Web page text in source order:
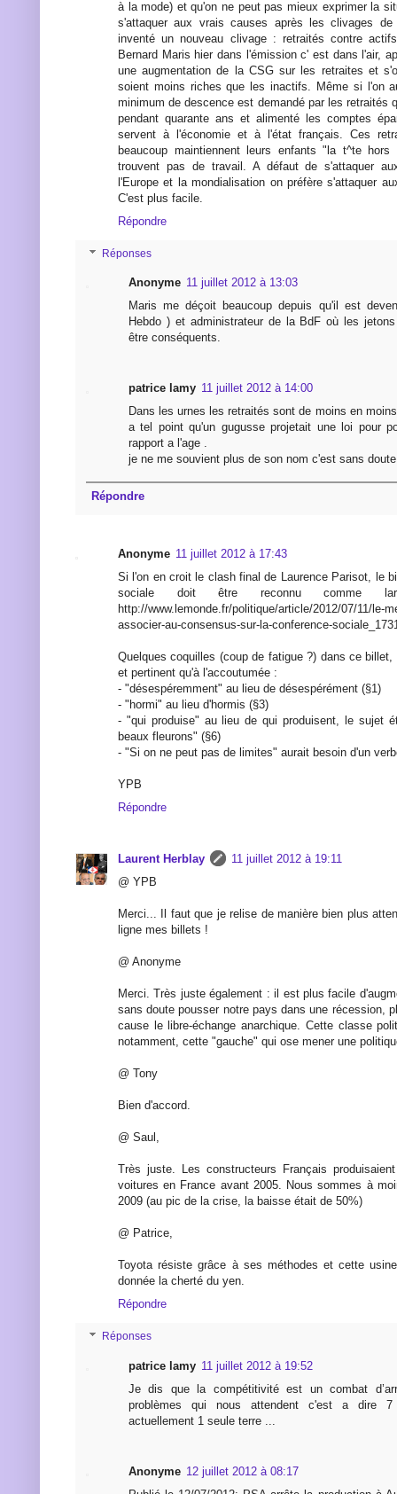
à la mode) et qu'on ne peut pas mieux exprimer la
s'attaquer aux vrais causes après les clivages
inventé un nouveau clivage : retraités contre
Bernard Maris hier dans l'émission c' est dans l'air,
une augmentation de la CSG sur les retraites et
soient moins riches que les inactifs. Même si l'on
minimum de descence est demandé par les retraités
pendant quarante ans et alimenté les comptes
servent à l'économie et à l'état français. Ces
beaucoup maintiennent leurs enfants "la t^te
trouvent pas de travail. A défaut de s'attaquer
l'Europe et la mondialisation on préfère s'attaquer
C'est plus facile.
Répondre
Réponses
Anonyme 11 juillet 2012 à 13:03
Maris me déçoit beaucoup depuis qu'il est
Hebdo ) et administrateur de la BdF où les
être conséquents.
patrice lamy 11 juillet 2012 à 14:00
Dans les urnes les retraités sont de moins en
a tel point qu'un gugusse projetait une loi pour
rapport a l'age .
je ne me souvient plus de son nom c'est sans
Répondre
Anonyme 11 juillet 2012 à 17:43
Si l'on en croit le clash final de Laurence Parisot, le
sociale doit être reconnu comme
http://www.lemonde.fr/politique/article/2012/07/11/le-
associer-au-consensus-sur-la-conference-
Quelques coquilles (coup de fatigue ?) dans ce
et pertinent qu'à l'accoutumée :
- "désespéremment" au lieu de désespérément (§1)
- "hormi" au lieu d'hormis (§3)
- "qui produise" au lieu de qui produisent, le sujet
beaux fleurons" (§6)
- "Si on ne peut pas de limites" aurait besoin d'un
YPB
Répondre
Laurent Herblay
11 juillet 2012 à 19:11
@ YPB
Merci... Il faut que je relise de manière bien plus
ligne mes billets !
@ Anonyme
Merci. Très juste également : il est plus facile
sans doute pousser notre pays dans une récession,
cause le libre-échange anarchique. Cette classe
notamment, cette "gauche" qui ose mener une
@ Tony
Bien d'accord.
@ Saul,
Très juste. Les constructeurs Français
voitures en France avant 2005. Nous sommes à
2009 (au pic de la crise, la baisse était de 50%)
@ Patrice,
Toyota résiste grâce à ses méthodes et cette
donnée la cherté du yen.
Répondre
Réponses
patrice lamy 11 juillet 2012 à 19:52
Je dis que la compétitivité est un combat
problèmes qui nous attendent c'est a dire 7
actuellement 1 seule terre ...
Anonyme 12 juillet 2012 à 08:17